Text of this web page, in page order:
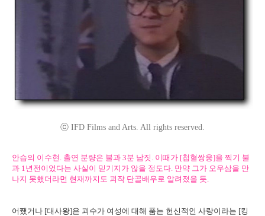
ⓒ IFD Films and Arts. All rights reserved.
안습의 이수현. 출연 분량은 불과 3분 남짓. 이때가 [첩혈쌍웅]을 찍기 불
과 1년전이었다는 사실이 믿기지가 않을 정도다. 만약 그가 오우삼을 만
나지 못했더라면 현재까지도 괴작 단골배우로 알려졌을 듯.
어쨌거나 [대사왕]은 괴수가 여성에 대해 품는 헌신적인 사랑이라는 [킹